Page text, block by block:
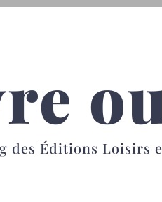
des Éditions Loisirs